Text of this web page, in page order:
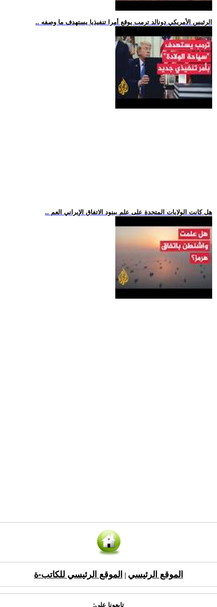
.. الرئيس الأمريكي دونالد ترمب يوقع أمرا تنفيذيا يستهدف ما وصفه
.. هل كانت الولايات المتحدة على علم ببنود الاتفاق الإيراني العم
الموقع الرئيسي الموقع الرئيسي للكاتب-ة
تابعونا على: